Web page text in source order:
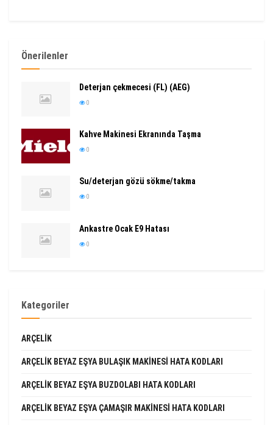
Önerilenler
Deterjan çekmecesi (FL) (AEG)
0
Kahve Makinesi Ekranında Taşma
0
Su/deterjan gözü sökme/takma
0
Ankastre Ocak E9 Hatası
0
Kategoriler
ARÇELIK
ARÇELIK BEYAZ EŞYA BULAŞIK MAKINESI HATA KODLARI
ARÇELIK BEYAZ EŞYA BUZDOLABI HATA KODLARI
ARÇELIK BEYAZ EŞYA ÇAMAŞIR MAKINESI HATA KODLARI